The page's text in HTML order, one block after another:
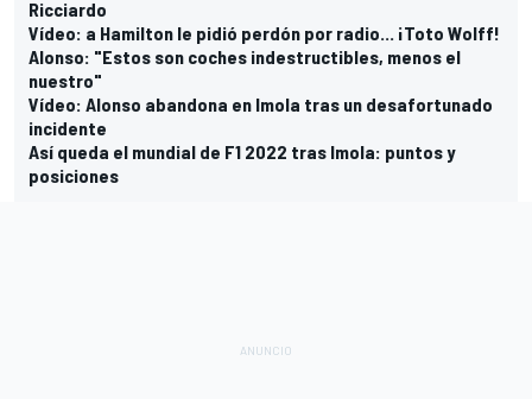
Ricciardo
Vídeo: a Hamilton le pidió perdón por radio... ¡Toto Wolff!
Alonso: "Estos son coches indestructibles, menos el
nuestro"
Vídeo: Alonso abandona en Imola tras un desafortunado
incidente
Así queda el mundial de F1 2022 tras Imola: puntos y
posiciones